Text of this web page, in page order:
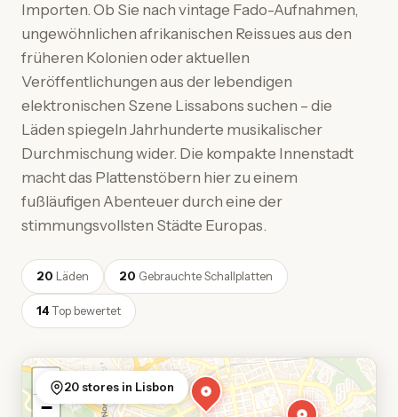
Importen. Ob Sie nach vintage Fado-Aufnahmen,
ungewöhnlichen afrikanischen Reissues aus den
früheren Kolonien oder aktuellen
Veröffentlichungen aus der lebendigen
elektronischen Szene Lissabons suchen – die
Läden spiegeln Jahrhunderte musikalischer
Durchmischung wider. Die kompakte Innenstadt
macht das Plattenstöbern hier zu einem
fußläufigen Abenteuer durch eine der
stimmungsvollsten Städte Europas.
20 Läden 20 Gebrauchte Schallplatten
14Top bewertet
+
−
20 stores in Lisbon